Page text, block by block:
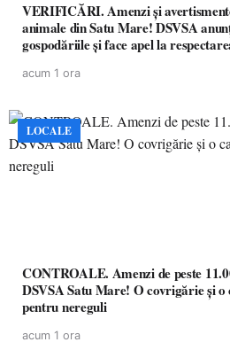
VERIFICĂRI. Amenzi și
animale din Satu Mare! DSVSA
gospodăriile și face apel la
acum 1 ora
LOCALE
CONTROALE. Amenzi de peste
DSVSA Satu Mare! O covrigărie și o
pentru nereguli
acum 1 ora